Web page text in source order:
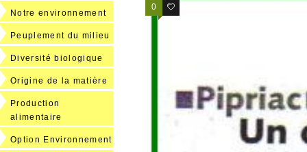
0 0
Notre environnement
Peuplement du milieu
Diversité biologique
Origine de la matière
Production
alimentaire
Option Environnement